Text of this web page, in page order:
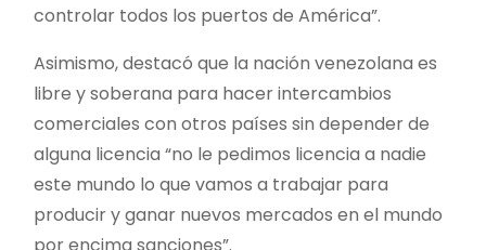
controlar todos los puertos de América”.
Asimismo, destacó que la nación venezolana es
libre y soberana para hacer intercambios
comerciales con otros países sin depender de
alguna licencia “no le pedimos licencia a nadie
este mundo lo que vamos a trabajar para
producir y ganar nuevos mercados en el mundo
por encima sanciones”.